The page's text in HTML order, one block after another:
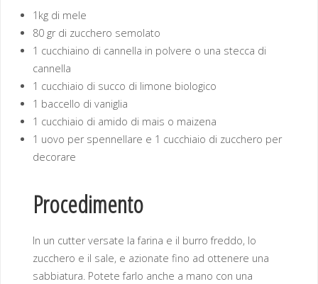
1kg di mele
80 gr di zucchero semolato
1 cucchiaino di cannella in polvere o una stecca di
cannella
1 cucchiaio di succo di limone biologico
1 baccello di vaniglia
1 cucchiaio di amido di mais o maizena
1 uovo per spennellare e 1 cucchiaio di zucchero per
decorare
Procedimento
In un cutter versate la farina e il burro freddo, lo
zucchero e il sale, e azionate fino ad ottenere una
sabbiatura. Potete farlo anche a mano con una